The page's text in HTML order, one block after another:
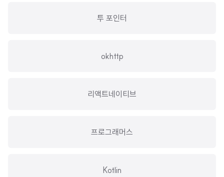
투 포인터
okhttp
리액트네이티브
프로그래머스
Kotlin